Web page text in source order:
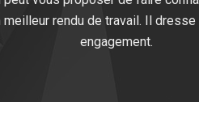
rendu de travail. Il
engagement.